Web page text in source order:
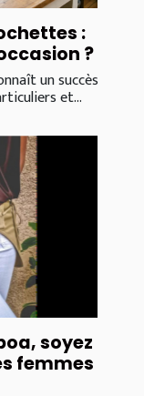
:
?
un succès
et...
soyez
femmes